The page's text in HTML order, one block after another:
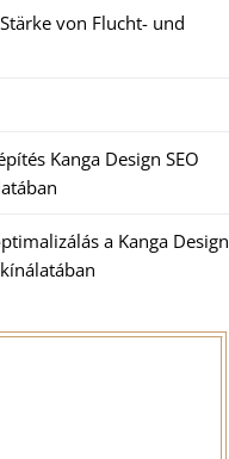
von Flucht- und
Kanga Design SEO
a Kanga Design